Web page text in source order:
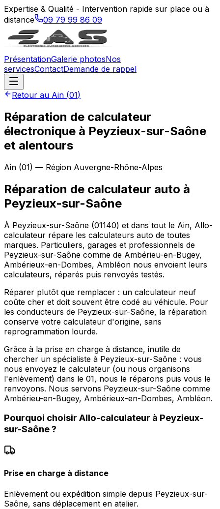
Expertise & Qualité - Intervention rapide sur place ou à
distance
09 79 99 86 09
PrésentationGalerie photosNos
servicesContactDemande de rappel
Retour au Ain (01)
Réparation de calculateur
électronique à Peyzieux-sur-Saône
et alentours
Ain (01) — Région Auvergne-Rhône-Alpes
Réparation de calculateur auto à
Peyzieux-sur-Saône
À Peyzieux-sur-Saône (01140) et dans tout le Ain, Allo-
calculateur répare les calculateurs auto de toutes
marques. Particuliers, garages et professionnels de
Peyzieux-sur-Saône comme de Ambérieu-en-Bugey,
Ambérieux-en-Dombes, Ambléon nous envoient leurs
calculateurs, réparés puis renvoyés testés.
Réparer plutôt que remplacer : un calculateur neuf
coûte cher et doit souvent être codé au véhicule. Pour
les conducteurs de Peyzieux-sur-Saône, la réparation
conserve votre calculateur d'origine, sans
reprogrammation lourde.
Grâce à la prise en charge à distance, inutile de
chercher un spécialiste à Peyzieux-sur-Saône : vous
nous envoyez le calculateur (ou nous organisons
l'enlèvement) dans le 01, nous le réparons puis vous le
renvoyons. Nous servons Peyzieux-sur-Saône comme
Ambérieu-en-Bugey, Ambérieux-en-Dombes, Ambléon.
Pourquoi choisir Allo-calculateur à Peyzieux-
sur-Saône?
Prise en charge à distance
Enlèvement ou expédition simple depuis Peyzieux-sur-
Saône, sans déplacement en atelier.